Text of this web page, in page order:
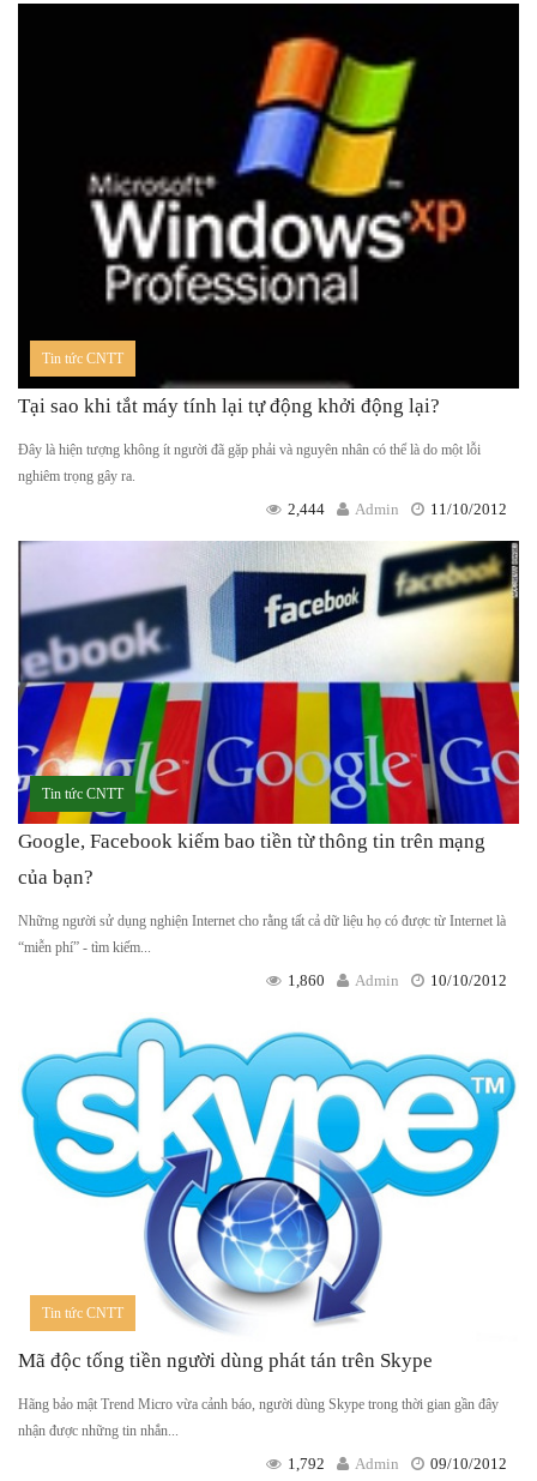
Tin tức CNTT
Tại sao khi tắt máy tính lại tự động khởi động lại?
Đây là hiện tượng không ít người đã gặp phải và nguyên nhân có thể là do một lỗi
nghiêm trọng gây ra.
11/10/2012
Admin
2,444
Tin tức CNTT
Google, Facebook kiếm bao tiền từ thông tin trên mạng
của bạn?
Những người sử dụng nghiện Internet cho rằng tất cả dữ liệu họ có được từ Internet là
“miễn phí” - tìm kiếm...
10/10/2012
Admin
1,860
Tin tức CNTT
Mã độc tống tiền người dùng phát tán trên Skype
Hãng bảo mật Trend Micro vừa cảnh báo, người dùng Skype trong thời gian gần đây
nhận được những tin nhắn...
09/10/2012
Admin
1,792